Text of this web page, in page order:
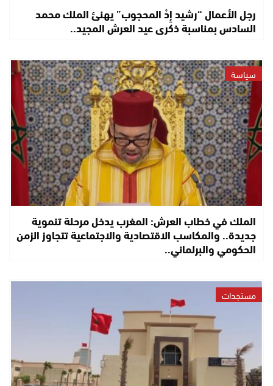
رجل الأعمال “رشيد إِدْ المحجوب” يهنئ الملك محمد
السادس بمناسبة ذكرى عيد العرش المجيد..
سياسة
الملك في خطاب العرش: المغرب يدخل مرحلة تنموية
جديدة.. والمكاسب الاقتصادية والاجتماعية تتجاوز الزمن
الحكومي والبرلماني..
مستجدات